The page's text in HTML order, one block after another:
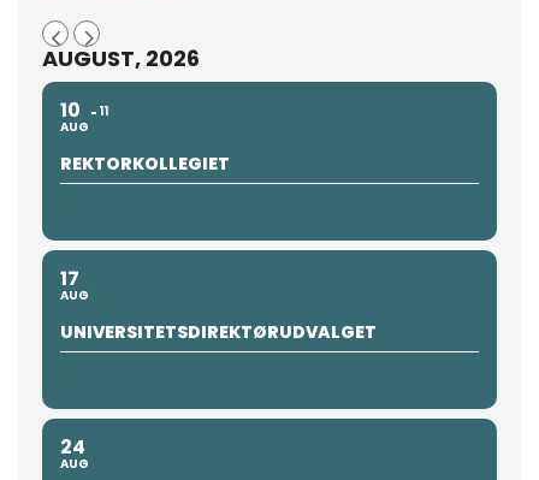
AUGUST, 2026
10
AUG
11
REKTORKOLLEGIET
17
AUG
UNIVERSITETSDIREKTØRUDVALGET
24
AUG